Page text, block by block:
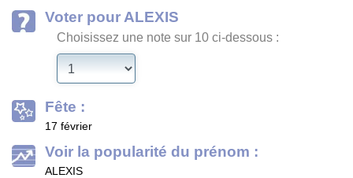
Voter pour ALEXIS
Choisissez une note sur 10 ci-dessous :
Fête :
17 février
Voir la popularité du prénom :
ALEXIS